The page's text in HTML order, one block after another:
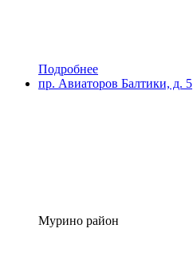
Подробнее
пр. Авиаторов Балтики, д. 5
Мурино район